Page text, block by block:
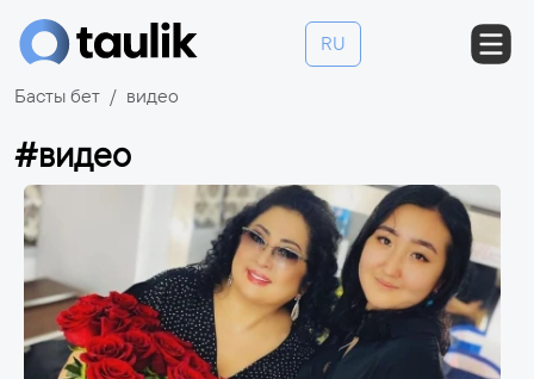
RU
Басты бет видео
#видео